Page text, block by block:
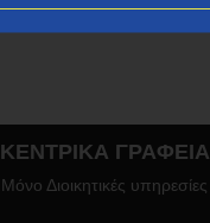
ΚΕΝΤΡΙΚΑ ΓΡΑΦΕΙΑ
Μόνο Διοικητικές υπηρεσίες